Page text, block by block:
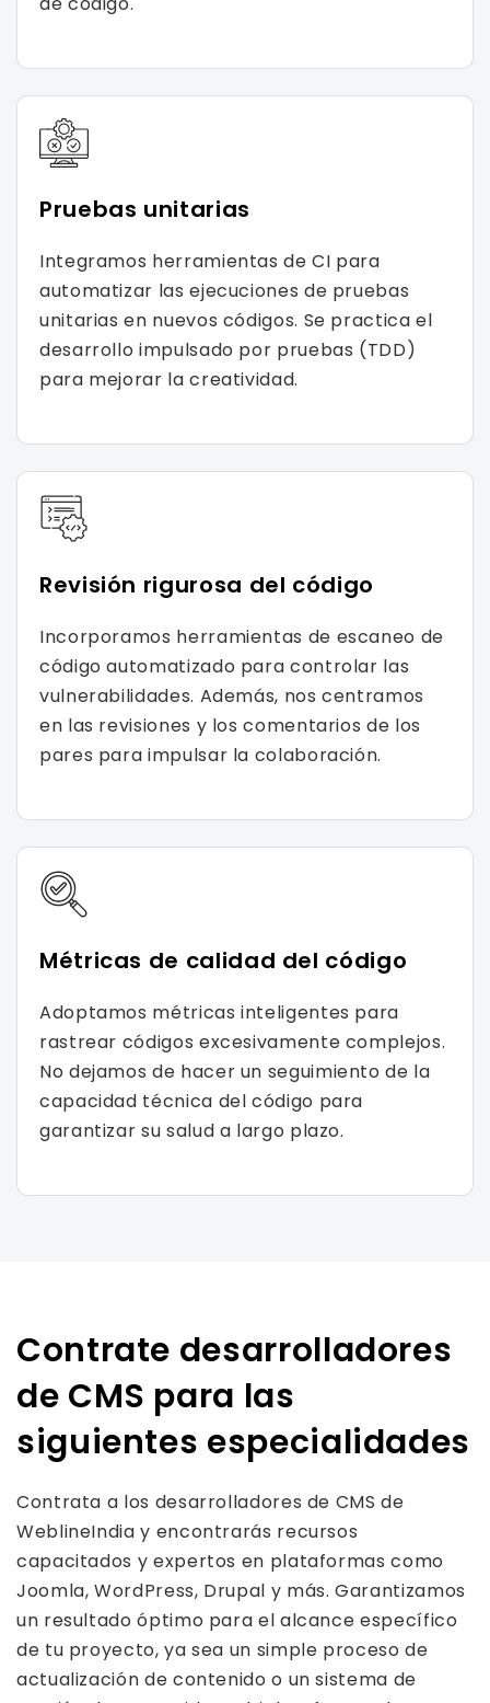
Pruebas unitarias
Integramos herramientas de CI para
automatizar las ejecuciones de pruebas
unitarias en nuevos códigos. Se practica el
desarrollo impulsado por pruebas (TDD)
para mejorar la creatividad.
Revisión rigurosa del código
Incorporamos herramientas de escaneo de
código automatizado para controlar las
vulnerabilidades. Además, nos centramos
en las revisiones y los comentarios de los
pares para impulsar la colaboración.
Métricas de calidad del código
Adoptamos métricas inteligentes para
rastrear códigos excesivamente complejos.
No dejamos de hacer un seguimiento de la
capacidad técnica del código para
garantizar su salud a largo plazo.
Contrate desarrolladores
de CMS para las
siguientes especialidades
Contrata a los desarrolladores de CMS de
WeblineIndia y encontrarás recursos
capacitados y expertos en plataformas como
Joomla, WordPress, Drupal y más. Garantizamos
un resultado óptimo para el alcance específico
de tu proyecto, ya sea un simple proceso de
actualización de contenido o un sistema de